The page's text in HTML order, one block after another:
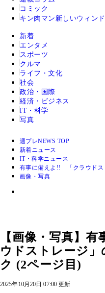
コミック
キン肉マン 新しいウィン
新着
エンタメ
スポーツ
クルマ
ライフ・文化
社会
政治・国際
経済・ビジネス
IT・科学
写真
週プレNEWS TOP
新着ニュース
IT・科学ニュース
有事に備えよ!! 「クラウドス
画像・写真
【画像・写真】
ウドストレージ」
ク (2ページ目)
2025年10月20日 07:00 更新